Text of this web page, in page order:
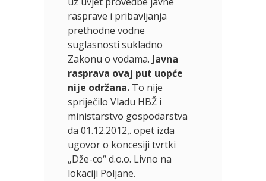
rasprave i pribavljanja
prethodne vodne
suglasnosti sukladno
Zakonu o vodama. Javna
rasprava ovaj put uopće
nije održana. To nije
spriječilo Vladu HBŽ i
ministarstvo gospodarstva
da 01.12.2012,. opet izda
ugovor o koncesiji tvrtki
„Dže-co“ d.o.o. Livno na
lokaciji Poljane.